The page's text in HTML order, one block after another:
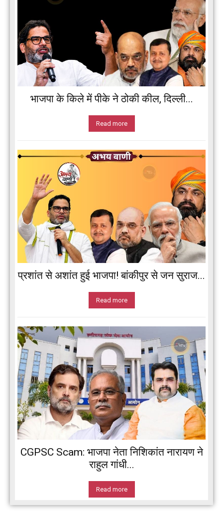
भाजपा के किले में पीके ने ठोकी कील, दिल्ली...
Read more
प्रशांत से अशांत हुई भाजपा! बांकीपुर से जन सुराज...
Read more
CGPSC Scam: भाजपा नेता निशिकांत नारायण ने
राहुल गांधी...
Read more